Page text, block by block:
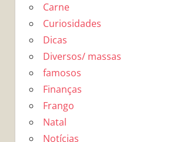
Carne
Curiosidades
Dicas
Diversos/ massas
famosos
Finanças
Frango
Natal
Notícias